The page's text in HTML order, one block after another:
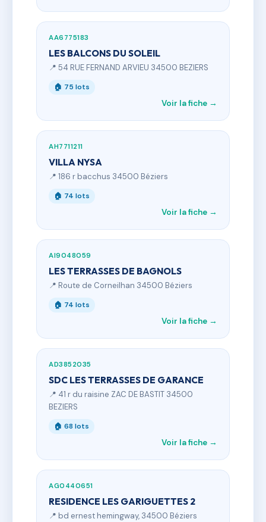
AA6775183
LES BALCONS DU SOLEIL
📍 54 RUE FERNAND ARVIEU 34500 BEZIERS
🏠 75 lots
Voir la fiche →
AH7711211
VILLA NYSA
📍 186 r bacchus 34500 Béziers
🏠 74 lots
Voir la fiche →
AI9048059
LES TERRASSES DE BAGNOLS
📍 Route de Corneilhan 34500 Béziers
🏠 74 lots
Voir la fiche →
AD3852035
SDC LES TERRASSES DE GARANCE
📍 41 r du raisine ZAC DE BASTIT 34500
BEZIERS
🏠 68 lots
Voir la fiche →
AG0440651
RESIDENCE LES GARIGUETTES 2
📍 bd ernest hemingway, 34500 Béziers